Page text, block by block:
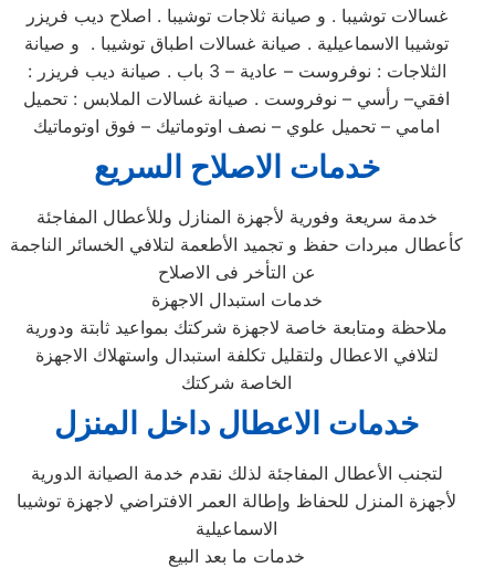
غسالات توشيبا . و صيانة ثلاجات توشيبا . اصلاح ديب فريزر
توشيبا الاسماعيلية . صيانة غسالات اطباق توشيبا . و صيانة
الثلاجات : نوفروست – عادية – 3 باب . صيانة ديب فريزر :
افقي– رأسي – نوفروست . صيانة غسالات الملابس : تحميل
امامي – تحميل علوي – نصف اوتوماتيك – فوق اوتوماتيك
خدمات الاصلاح السريع
خدمة سريعة وفورية لأجهزة المنازل وللأعطال المفاجئة
كأعطال مبردات حفظ و تجميد الأطعمة لتلافي الخسائر الناجمة
عن التأخر فى الاصلاح
خدمات استبدال الاجهزة
ملاحظة ومتابعة خاصة لاجهزة شركتك بمواعيد ثابتة ودورية
لتلافي الاعطال ولتقليل تكلفة استبدال واستهلاك الاجهزة
الخاصة شركتك
خدمات الاعطال داخل المنزل
لتجنب الأعطال المفاجئة لذلك نقدم خدمة الصيانة الدورية
لأجهزة المنزل للحفاظ وإطالة العمر الافتراضي لاجهزة توشيبا
الاسماعيلية
خدمات ما بعد البيع